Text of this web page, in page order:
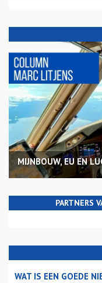
MIJNBOUW, EU EN
PARTNERS
WAT IS EEN GOEDE